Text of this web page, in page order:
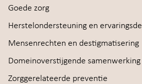
Goede zorg
Herstelondersteuning en
Mensenrechten en destigmatisering
Domeinoverstijgende samenwerking
Zorggerelateerde preventie